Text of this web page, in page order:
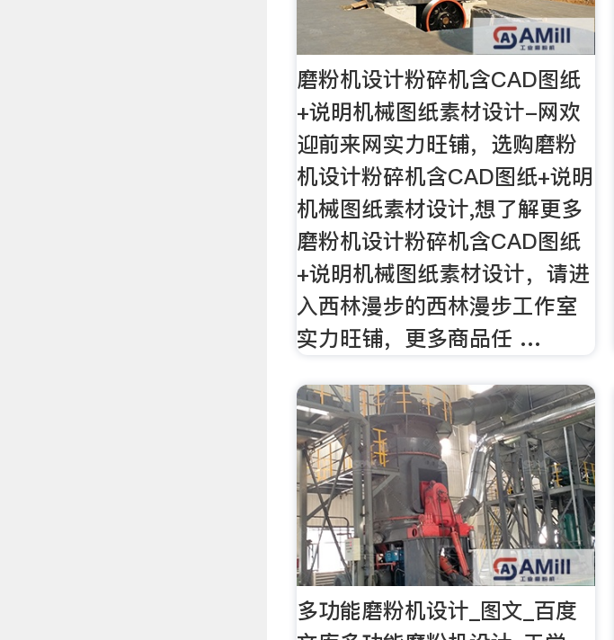
磨粉机设计粉碎机含CAD图纸
+说明机械图纸素材设计-网欢
迎前来网实力旺铺，选购磨粉
机设计粉碎机含CAD图纸+说明
机械图纸素材设计,想了解更多
磨粉机设计粉碎机含CAD图纸
+说明机械图纸素材设计，请进
入西林漫步的西林漫步工作室
实力旺铺，更多商品任 …
多功能磨粉机设计_图文_百度